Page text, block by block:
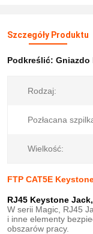
Szczegóły Produktu
Podkreślić: Gniazdo
Rodzaj:
Pozłacana
Wielkość:
FTP CAT5E
RJ45 Keystone
W serii Magic, RJ45
i inne elementy
obszarów pracy.